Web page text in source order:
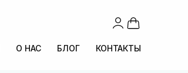
О НАС БЛОГ КОНТАКТЫ